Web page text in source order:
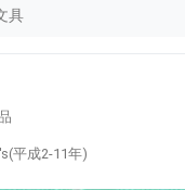
具
平成2-11年)